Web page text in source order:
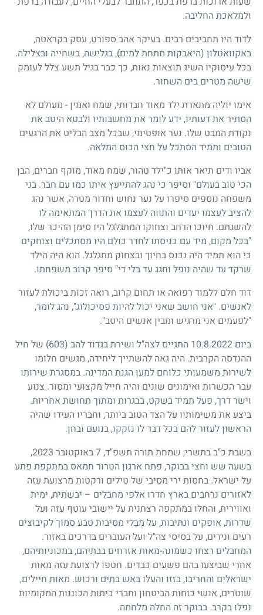
ולמלאכת החליבה.
לדוד היו תחביבים רבים. בעיקר אהב ספורט, עסק בקראטה,
באקוואטלון (היאבקות מתחת למים), בגלישה, בשחייה ובצלילה.
בכל עיסוקיו השיג תוצאות נאות, כך כבר בגיל תשע צלל לעומק
שישה מטרים בים השחור.
אימו יוליה מתארת ילד מאוד חברותי, שמח ואמין - מעולם לא
הסתיר את דעותיו, ידע לומר את מחשבותיו ולבטא היטב את
נקודת המבט שלו. נער אופטימי, שבכל מצב הבליט את הרגעים
הטובים ותמיד הסתכל על חצי הכוס המלאה.
אביו ודים תיאר אותו כ"ילד טהור, שמח מאוד, מוקף חברים, הבן
הכי טוב בעולם" וסיפר כי נהג להתייעץ איתו כמו עם חבר. בני
משפחה נוספים סיפרו על נער נחוש וחדור מטרה, אשר נהג
להציב לעצמו יעדים והתווה לעצמו את הדרך המתאימה לו
להשגתם. חיוכו הרחב וצחוקו המתגלגל היו סימן ההיכר שלו,
"בכל מקום, מיד עם כניסתו לחדר כולם היו מסתכלים וצוחקים
כי הוא תמיד היה נכנס בחיוך ובצחוק מתגלגל. הוא היה הילד
שרקד עד שהיה נופל וחגג עד בלי די" סיפר קרוב משפחתו.
דוד חלם ללמוד רפואה או תחום קרוב, רואה זכות ביכולת לעזור
לאנשים. "אני חושב שאני יכול להיות פסיכולוג", נהג לומר,
"לפעמים אני מרגיש ומבין אנשים היטב".
ביום 10.8.2022 התגייס לצה"ל ושירת בגדוד להב (603) של חיל
ההנדסה הקרבית. היה גאה להשתייך ליחידה, מגשים חלומו
לשירות משמעותי כלוחם למען הגנת המדינה. במסגרת שירותו
עבר הכשרות ואימונים שונים והיה חייל מקצועי ומסור. צנוע
וישר דרך, פעל תמיד בשקט, בבגרות ומתוך תחושת אחריות.
ביצע את משימותיו על הצד הטוב ביותר, וחבריו העידו שהיה
הראשון לעזור להם בכל דבר לו נזקקו, בנועם ובחן.
בשבת כ"ב בתשרי, שמחת תורה תשפ"ד, 7 באוקטובר 2023,
בשעה שש וחצי בבוקר, פתח ארגון הטרור חמאס במתקפת פתע
על ישראל. בחסות ירי מסיבי של טילים ורקטות מרצועת עזה
לאזורים נרחבים בארץ חדרו אלפי מחבלים – יבשתית, ימית
ואווירית, והחלו במתקפה רצחנית על יישובי עוטף עזה ועל
שדרות, אופקים ונתיבות, על מְבַלי מסיבות טבע סמוך לקיבוצים
רעים ונירים, על בסיסי צה"ל ועל העוברים בדרכים באזור.
המחבלים רצחו כשמונה-מאות אזרחים בבתיהם, במכוניותיהם,
אחרי שביצעו בהם פשעים כבדים. חטפו לרצועת עזה מאות
ישראלים והחריבו, בזזו והעלו באש בתים ורכוש. מאות חיילים,
שוטרים, אנשי כוחות הביטחון וחברי כיתות הכוננות המקומיות
נפלו בקרב. בבוקר זה החלה מלחמה.